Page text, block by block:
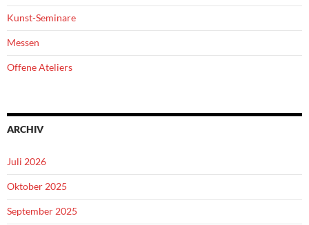
Kunst-Seminare
Messen
Offene Ateliers
ARCHIV
Juli 2026
Oktober 2025
September 2025